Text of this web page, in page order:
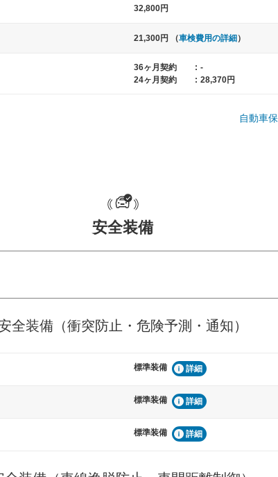
ハイエース
32,800円
21,300円 （車検費用の詳細 ）
36ヶ月契約 : -
24ヶ月契約
: 28,370円
自動車
安全装備
するプリクラッシュブレ
されています。
見えにくい場所に潜む
テムなどが装備されて
ます
車間距離制御
ブ・クルーズ・コント
衝撃軽減
全装備（衝突防止・危険予測・通知）
標準装備 詳細
標準装備 詳細
標準装備 詳細